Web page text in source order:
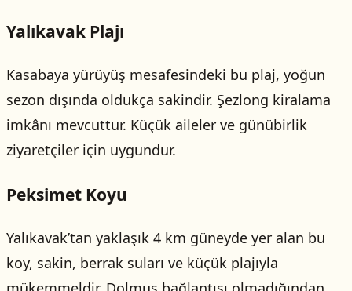
Yalıkavak Plajı
Kasabaya yürüyüş mesafesindeki bu plaj, yoğun
sezon dışında oldukça sakindir. Şezlong kiralama
imkânı mevcuttur. Küçük aileler ve günübirlik
ziyaretçiler için uygundur.
Peksimet Koyu
Yalıkavak’tan yaklaşık 4 km güneyde yer alan bu
koy, sakin, berrak suları ve küçük plajıyla